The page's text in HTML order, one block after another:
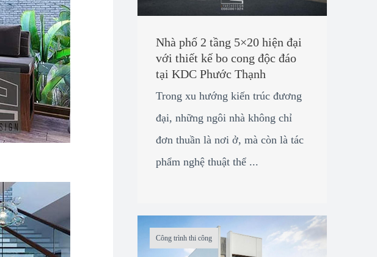
Nhà phố 2 tầng 5×20 hiện đại
với thiết kế bo cong độc đáo
tại KDC Phước Thạnh
Trong xu hướng kiến trúc đương
đại, những ngôi nhà không chỉ
đơn thuần là nơi ở, mà còn là tác
phẩm nghệ thuật thể ...
Công trình thi công